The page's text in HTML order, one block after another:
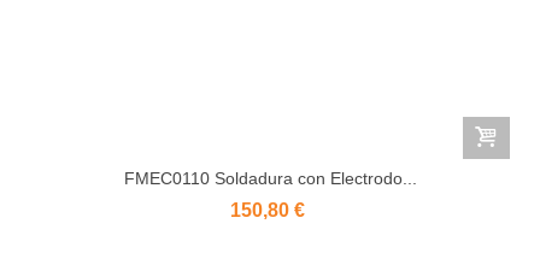
FMEC0110 Soldadura con Electrodo...
150,80 €